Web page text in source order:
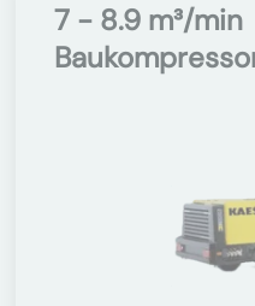
7 - 8.9 m³/min